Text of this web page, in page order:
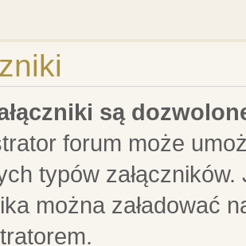
są
forum może
typów
można załadować